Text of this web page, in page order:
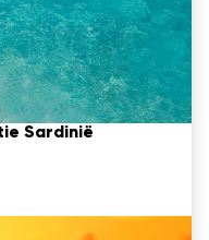
Sardinië